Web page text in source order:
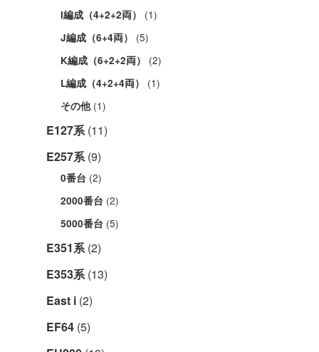
I編成（4+2+2両） (1)
J編成（6+4両） (5)
K編成（6+2+2両） (2)
L編成（4+2+4両） (1)
その他(1)
E127系(11)
E257系(9)
0番台 (2)
2000番台 (2)
5000番台 (5)
E351系(2)
E353系(13)
East i (2)
EF64 (5)